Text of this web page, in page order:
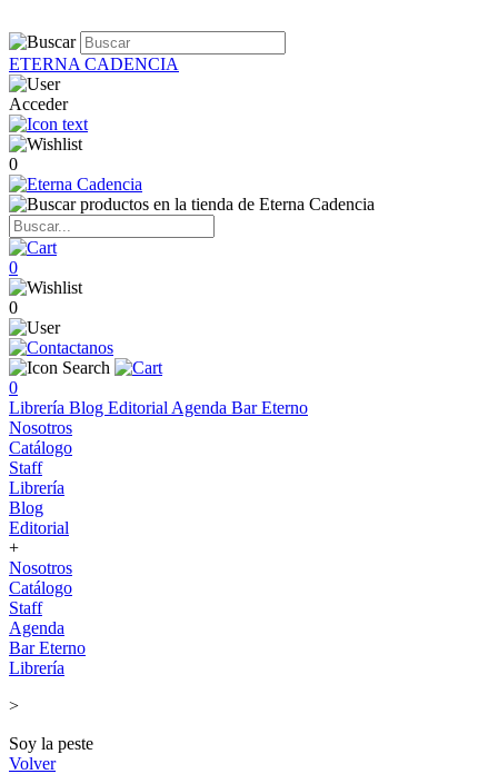
ETERNA CADENCIA
Acceder
0
0
0
0
Librería Blog Editorial Agenda Bar Eterno
Nosotros
Catálogo
Staff
Librería
Blog
Editorial
+
Nosotros
Catálogo
Staff
Agenda
Bar Eterno
Librería
>
Soy la peste
Volver